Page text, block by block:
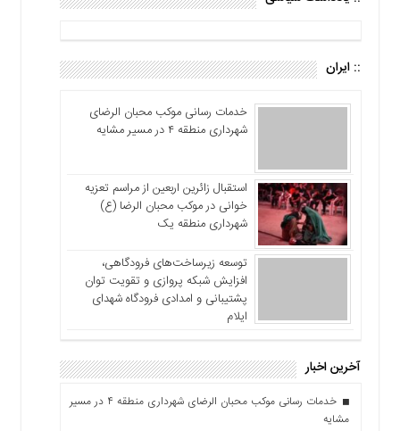
:: ایران
خدمات رسانی موکب محبان الرضای
شهرداری منطقه ۴ در مسیر مشایه
استقبال زائرین اربعین از مراسم تعزیه
خوانی در موکب محبان الرضا (ع)
شهرداری منطقه یک
توسعه زیرساخت‌های فرودگاهی،
افزایش شبکه پروازی و تقویت توان
پشتیبانی و امدادی فرودگاه شهدای
ایلام
آخرین اخبار
خدمات رسانی موکب محبان الرضای شهرداری منطقه ۴ در مسیر
مشایه